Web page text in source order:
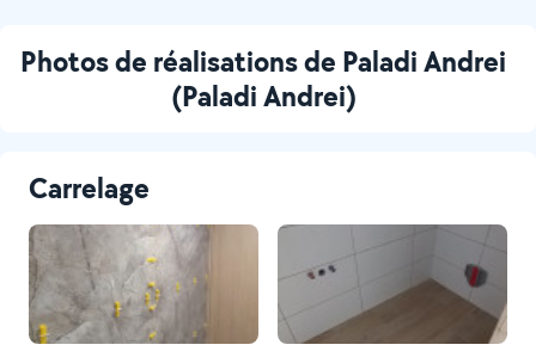
Photos de réalisations de Paladi Andrei
(Paladi Andrei)
Carrelage